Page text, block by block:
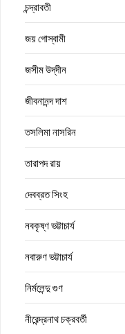
চন্দ্রাবতী
জয় গোস্বামী
জসীম উদ্‌দীন
জীবনানন্দ দাশ
তসলিমা নাসরিন
তারাপদ রায়
দেবব্রত সিংহ
নবকৃষ্ণ ভট্টাচার্য
নবারুণ ভট্টাচার্য
নির্মলেন্দু গুণ
নীরেন্দ্রনাথ চক্রবর্তী